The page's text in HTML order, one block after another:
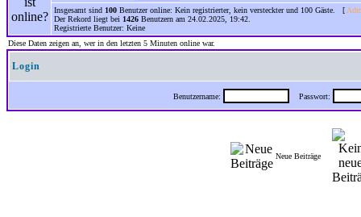
Insgesamt sind 100 Benutzer online: Kein registrierter, kein versteckter und 100 Gäste. [
Der Rekord liegt bei 1426 Benutzern am 24.02.2025, 19:42.
Registrierte Benutzer: Keine
Diese Daten zeigen an, wer in den letzten 5 Minuten online war.
Login
Benutzername: Passwort:
Neue Beiträge